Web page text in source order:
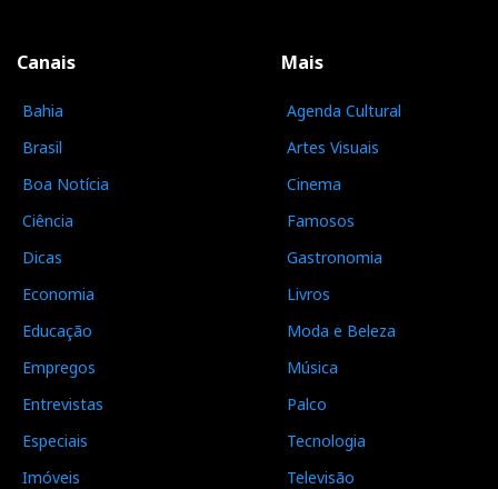
Canais
Bahia
Brasil
Boa Notícia
Ciência
Dicas
Economia
Educação
Empregos
Entrevistas
Especiais
Imóveis
Mais
Agenda Cultural
Artes Visuais
Cinema
Famosos
Gastronomia
Livros
Moda e Beleza
Música
Palco
Tecnologia
Televisão